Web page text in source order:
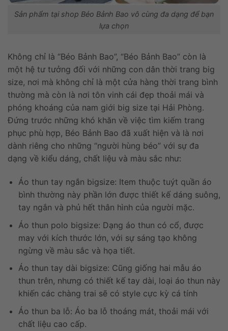
Sản phẩm tại shop Béo Bảnh Bao vô cùng đa dạng để bạn
lựa chọn
Không chỉ là “Béo Bảnh Bao”, “Béo Bảnh Bao” còn là
một hệ tư tưởng đối với những con dân thời trang big
size, nơi mà không chỉ là một cửa hàng thời trang bình
thường mà còn là nơi tôn vinh cái đẹp thoải mái và
phóng khoáng của nam giới big size tại Hải Phòng.
Đứng trước những khó khăn về việc tìm kiếm trang
phục phù hợp, Béo Bảnh Bao đã xuất hiện và là nơi
dành riêng cho những “người hùng béo” với sự đa
dạng về kiểu dáng, chất liệu và màu sắc như:
Áo thun tay ngắn bigsize: Item thuộc tuýt quần áo
bình thường này phần lớn được thiết kế dáng suông,
tay ngắn và phủ hết thân hình của người mặc.
Áo thun polo bigsize: Dạng áo thun có cổ, được
may với kích thước lớn, với sự sáng tạo không
ngừng về màu sắc và họa tiết.
Áo thun tay dài bigsize: Cũng giống hai mẫu áo
thun trên, nhưng có thiết kế tay dài, loại áo thun này
khiến các chàng trai sẽ có style cực kỳ cá tính
Áo thun ba lỗ: Áo ba lỗ thoáng mát, thoải mái với
chất liệu cao cấp.